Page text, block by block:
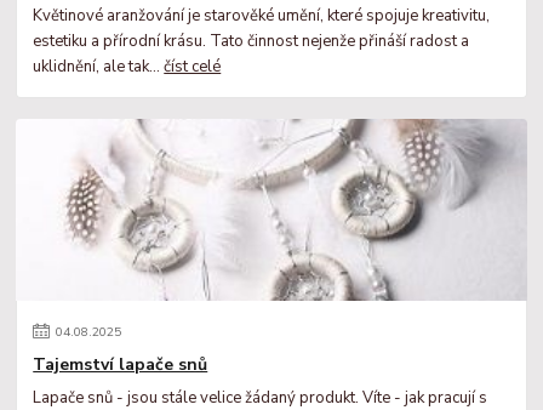
Květinové aranžování je starověké umění, které spojuje kreativitu,
estetiku a přírodní krásu. Tato činnost nejenže přináší radost a
uklidnění, ale tak...číst celé
04.08.2025
Tajemství lapače snů
Lapače snů - jsou stále velice žádaný produkt. Víte - jak pracují s